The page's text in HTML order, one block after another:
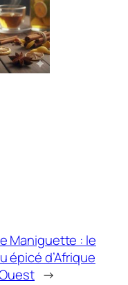
Maniguette : le
épicé d’Afrique
→